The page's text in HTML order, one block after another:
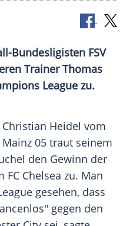
Bundesligisten FSV
TrainerThomas
League zu.
Christian Heidel vom
Mainz 05 traut seinem
den Gewinn der
FC Chelsea zu. Man
gesehen, dass
gegen den